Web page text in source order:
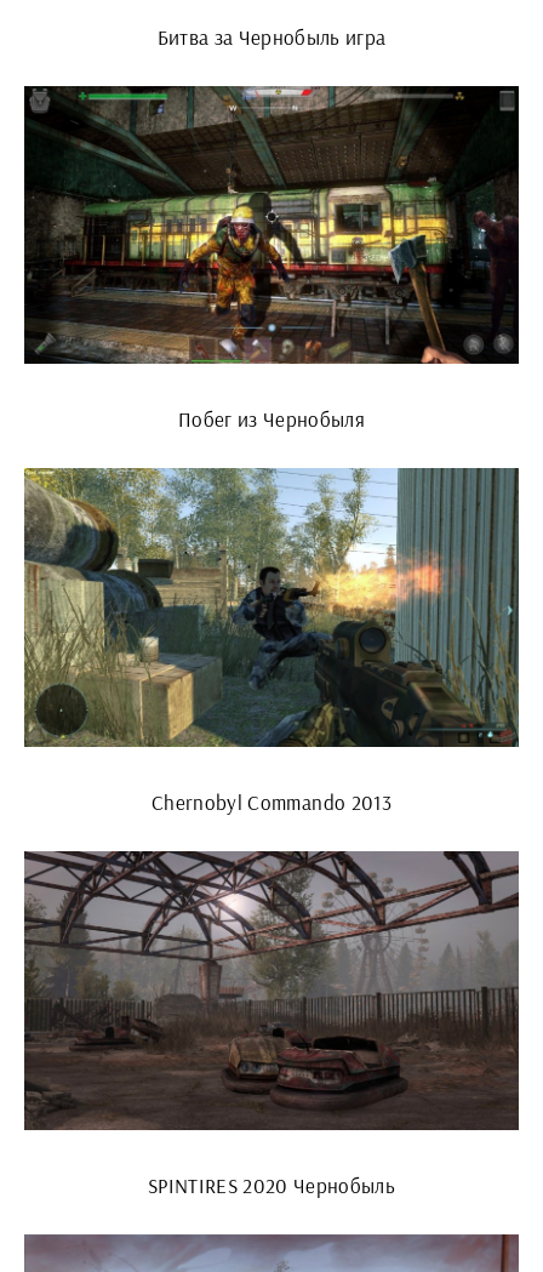
Битва за Чернобыль игра
Побег из Чернобыля
Chernobyl Commando 2013
SPINTIRES 2020 Чернобыль